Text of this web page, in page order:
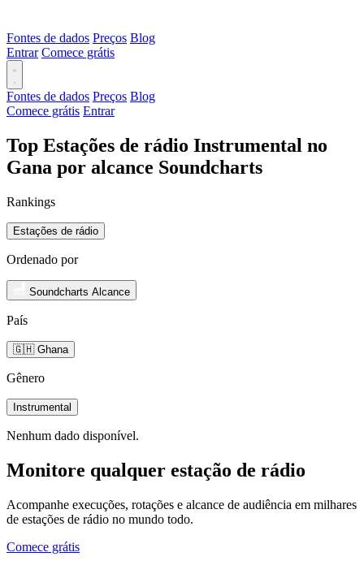
Fontes de dados Preços Blog
Entrar Comece grátis
Fontes de dados Preços Blog
Comece grátis Entrar
Top Estações de rádio Instrumental no
Gana por alcance Soundcharts
Rankings
Estações de rádio
Ordenado por
Soundcharts Alcance
País
🇬🇭 Ghana
Gênero
Instrumental
Nenhum dado disponível.
Monitore qualquer estação de rádio
Acompanhe execuções, rotações e alcance de audiência em milhares
de estações de rádio no mundo todo.
Comece grátis